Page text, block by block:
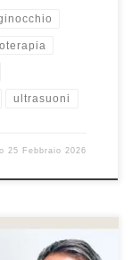
ultrasuoni
25 Febbraio 2026